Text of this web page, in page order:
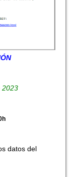
2023
datos del